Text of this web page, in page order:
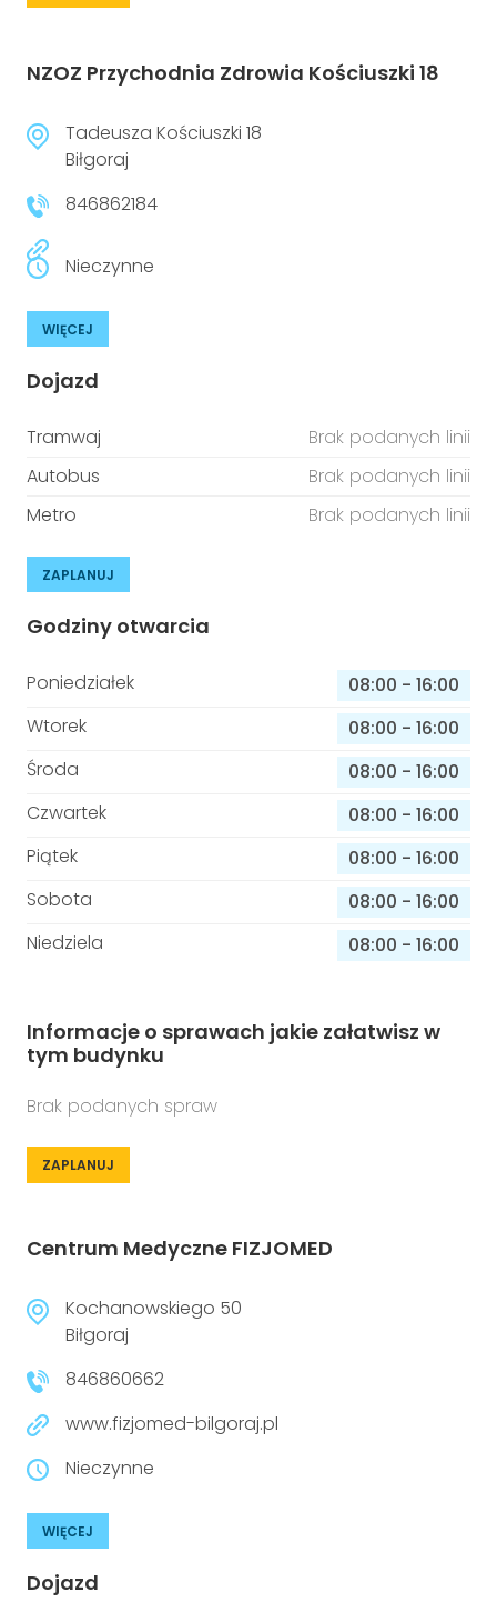
NZOZ Przychodnia Zdrowia Kościuszki 18
Tadeusza Kościuszki 18
Biłgoraj
846862184
Nieczynne
WIĘCEJ
Dojazd
Tramwaj
Brak podanych linii
Autobus
Brak podanych linii
Metro
Brak podanych linii
ZAPLANUJ
Godziny otwarcia
Poniedziałek 08:00 - 16:00
Wtorek
08:00 - 16:00
Środa
08:00 - 16:00
Czwartek
08:00 - 16:00
Piątek
08:00 - 16:00
Sobota
08:00 - 16:00
Niedziela
08:00 - 16:00
Informacje o sprawach jakie załatwisz w
tym budynku
Brak podanych spraw
ZAPLANUJ
Centrum Medyczne FIZJOMED
Kochanowskiego 50
Biłgoraj
846860662
www.fizjomed-bilgoraj.pl
Nieczynne
WIĘCEJ
Dojazd